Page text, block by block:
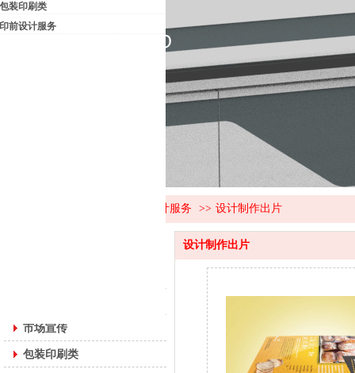
包装印刷类
印前设计服务
印前设计服务 >> 设计制作出片
市场宣传
包装印刷类
设计制作出片